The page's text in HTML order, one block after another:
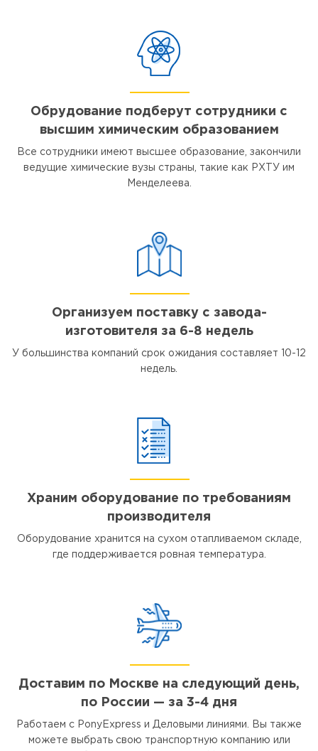
Обрудование подберут сотрудники с
высшим химическим образованием
Все сотрудники имеют высшее образование, закончили
ведущие химические вузы страны, такие как РХТУ им
Менделеева.
Организуем поставку с завода-
изготовителя за 6-8 недель
У большинства компаний срок ожидания составляет 10-12
недель.
Храним оборудование по требованиям
производителя
Оборудование хранится на сухом отапливаемом складе,
где поддерживается ровная температура.
Доставим по Москве на следующий день,
по России — за 3-4 дня
Работаем с PonyExpress и Деловыми линиями. Вы также
можете выбрать свою транспортную компанию или